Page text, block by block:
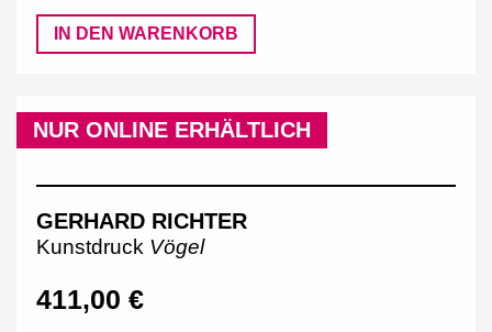
IN DEN WARENKORB
NUR ONLINE ERHÄLTLICH
GERHARD RICHTER
Kunstdruck Vögel
411,00 €